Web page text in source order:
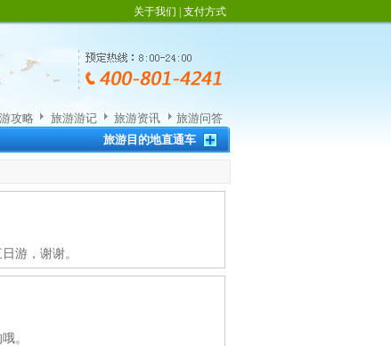
关于我们 支付方式
攻略 旅游游记 旅游资讯
旅游问答
旅游目的地直通车
游，谢谢。
。